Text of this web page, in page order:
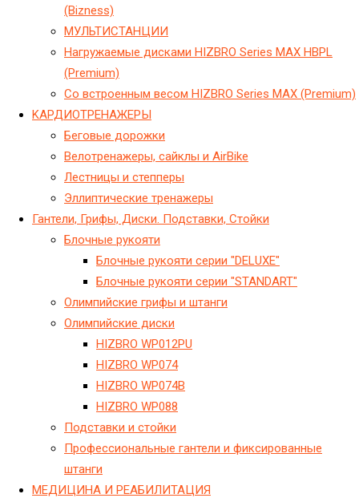
(Bizness)
МУЛЬТИСТАНЦИИ
Нагружаемые дисками HIZBRO Series MAX HBPL
(Premium)
Со встроенным весом HIZBRO Series MAX (Premium)
KАРДИОТРЕНАЖЕРЫ
Беговые дорожки
Велотренажеры, сайклы и AirBike
Лестницы и степперы
Эллиптические тренажеры
Гантели, Грифы, Диски. Подставки, Стойки
Блочные рукояти
Блочные рукояти серии "DELUXE"
Блочные рукояти серии "STANDART"
Олимпийские грифы и штанги
Олимпийские диски
HIZBRO WP012PU
HIZBRO WP074
HIZBRO WP074B
HIZBRO WP088
Подставки и стойки
Профессиональные гантели и фиксированные
штанги
МЕДИЦИНА И РЕАБИЛИТАЦИЯ